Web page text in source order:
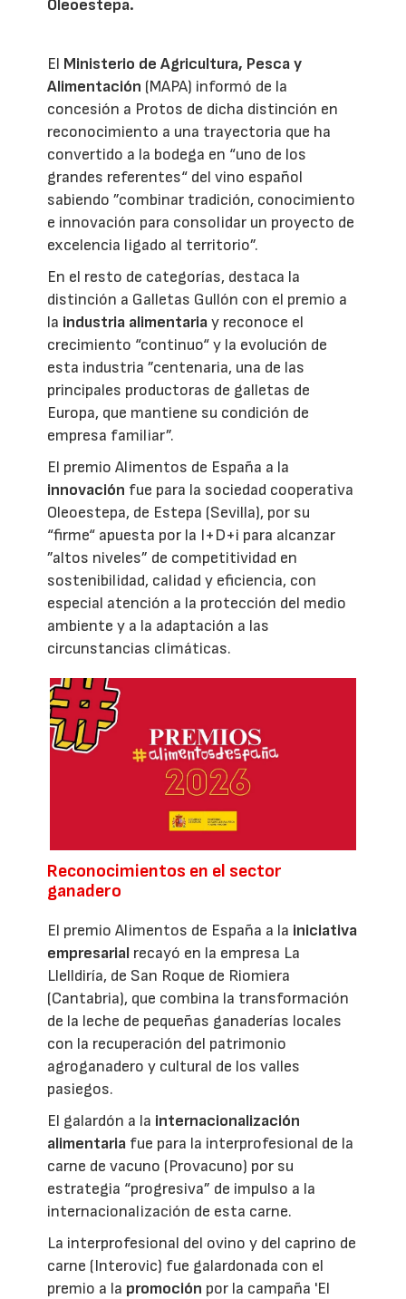
Oleoestepa.
El Ministerio de Agricultura, Pesca y
Alimentación (MAPA) informó de la
concesión a Protos de dicha distinción en
reconocimiento a una trayectoria que ha
convertido a la bodega en “uno de los
grandes referentes“ del vino español
sabiendo ”combinar tradición, conocimiento
e innovación para consolidar un proyecto de
excelencia ligado al territorio”.
En el resto de categorías, destaca la
distinción a Galletas Gullón con el premio a
la industria alimentariay reconoce el
crecimiento “continuo“ y la evolución de
esta industria ”centenaria, una de las
principales productoras de galletas de
Europa, que mantiene su condición de
empresa familiar”.
El premio Alimentos de España a la
innovación fue para la sociedad cooperativa
Oleoestepa, de Estepa (Sevilla), por su
“firme“ apuesta por la I+D+i para alcanzar
”altos niveles” de competitividad en
sostenibilidad, calidad y eficiencia, con
especial atención a la protección del medio
ambiente y a la adaptación a las
circunstancias climáticas.
Reconocimientos en el sector
ganadero
El premio Alimentos de España a la iniciativa
empresarial recayó en la empresa La
Llelldiría, de San Roque de Riomiera
(Cantabria), que combina la transformación
de la leche de pequeñas ganaderías locales
con la recuperación del patrimonio
agroganadero y cultural de los valles
pasiegos.
El galardón a la internacionalización
alimentaria fue para la interprofesional de la
carne de vacuno (Provacuno) por su
estrategia “progresiva” de impulso a la
internacionalización de esta carne.
La interprofesional del ovino y del caprino de
carne (Interovic) fue galardonada con el
premio a la promoción por la campaña 'El